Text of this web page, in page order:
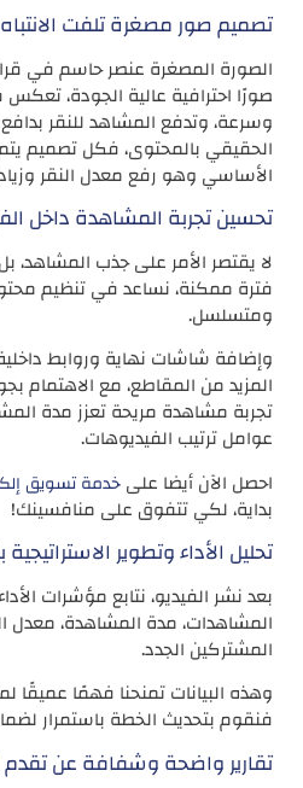
تصميم صور مصغرة تلفت
الصورة المصغرة عنصر حاسم في
صورًا احترافية عالية الجودة،
وسرعة، وتدفع المشاهد للنقر
الحقيقي بالمحتوى، فكل تصميم
الأساسي وهو رفع معدل النقر
تحسين تجربة المشاهدة داخل
لا يقتصر الأمر على جذب المشاهد،
فترة ممكنة، نساعد في تنظيم
ومتسلسل.
وإضافة شاشات نهاية وروابط
المزيد من المقاطع، مع الاهتمام
تجربة مشاهدة مريحة تعزز مدة
عوامل ترتيب الفيديوهات.
احصل الآن أيضا علىخدمة تسويق
بداية، لكي تتفوق على منافسينك!
تحليل الأداء وتطوير الاستراتيجية
بعد نشر الفيديو، نتابع مؤشرات
المشاهدات، مدة المشاهدة، معدل
المشتركين الجدد.
وهذه البيانات تمنحنا فهمًا عميقًا
فنقوم بتحديث الخطة باستمرار
تقارير واضحة وشفافة عن تقدم